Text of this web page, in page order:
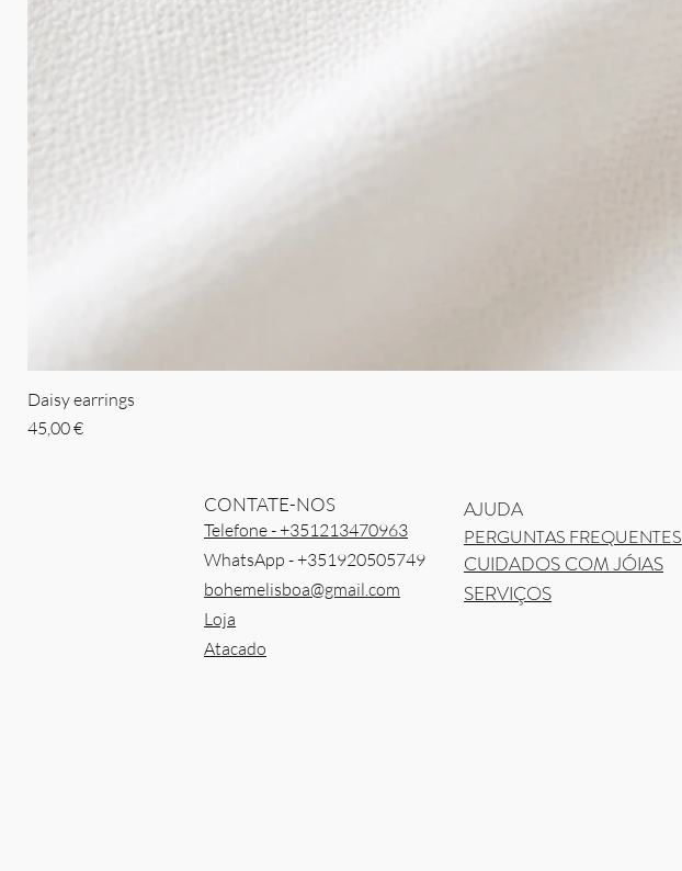
Daisy earrings
Preço
45,00 €
CONTATE-NOS
Telefone - +351213470963
WhatsApp - +351920505749
bohemelisboa@gmail.com
Loja
Atacado
AJUDA
PERGUNTAS FREQUENTES
CUIDADOS COM JÓIAS
SERVIÇOS